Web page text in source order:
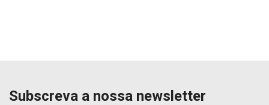
Subscreva a nossa newsletter